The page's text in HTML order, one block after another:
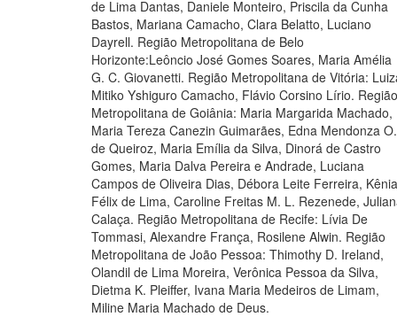
de Lima Dantas, Daniele Monteiro, Priscila da Cunha
Bastos, Mariana Camacho, Clara Belatto, Luciano
Dayrell. Região Metropolitana de Belo
Horizonte:Leôncio José Gomes Soares, Maria Amélia
G. C. Giovanetti. Região Metropolitana de Vitória:
Mitiko Yshiguro Camacho, Flávio Corsino Lírio. Região
Metropolitana de Goiânia: Maria Margarida Machado,
Maria Tereza Canezin Guimarães, Edna Mendonza O.
de Queiroz, Maria Emília da Silva, Dinorá de Castro
Gomes, Maria Dalva Pereira e Andrade, Luciana
Campos de Oliveira Dias, Débora Leite Ferreira, Kênia
Félix de Lima, Caroline Freitas M. L. Rezenede,
Calaça. Região Metropolitana de Recife: Lívia De
Tommasi, Alexandre França, Rosilene Alwin. Região
Metropolitana de João Pessoa: Thimothy D. Ireland,
Olandil de Lima Moreira, Verônica Pessoa da Silva,
Dietma K. Pleiffer, Ivana Maria Medeiros de Limam,
Miline Maria Machado de Deus.